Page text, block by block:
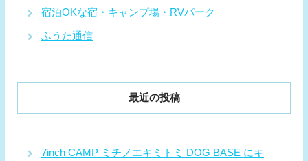
宿泊OKな宿・キャンプ場・RVパーク
ふうた通信
最近の投稿
7inch CAMP ミチノエキミトミ DOG BASE にキ